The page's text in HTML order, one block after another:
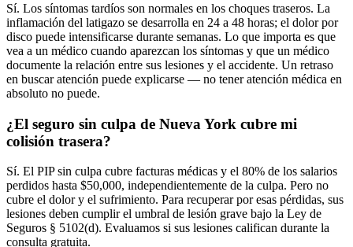
Sí. Los síntomas tardíos son normales en los choques traseros. La
inflamación del latigazo se desarrolla en 24 a 48 horas; el dolor por
disco puede intensificarse durante semanas. Lo que importa es que
vea a un médico cuando aparezcan los síntomas y que un médico
documente la relación entre sus lesiones y el accidente. Un retraso
en buscar atención puede explicarse — no tener atención médica en
absoluto no puede.
¿El seguro sin culpa de Nueva York cubre mi
colisión trasera?
Sí. El PIP sin culpa cubre facturas médicas y el 80% de los salarios
perdidos hasta $50,000, independientemente de la culpa. Pero no
cubre el dolor y el sufrimiento. Para recuperar por esas pérdidas, sus
lesiones deben cumplir el umbral de lesión grave bajo la Ley de
Seguros § 5102(d). Evaluamos si sus lesiones califican durante la
consulta gratuita.